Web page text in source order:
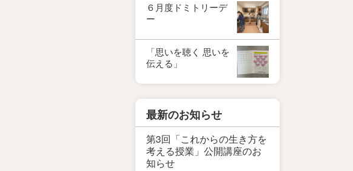
６月度ドミトリーデ
ー
「思いを聴く 思いを
伝える」
最新のお知らせ
第3回「これからの生き方を
考える授業」公開講座のお
知らせ